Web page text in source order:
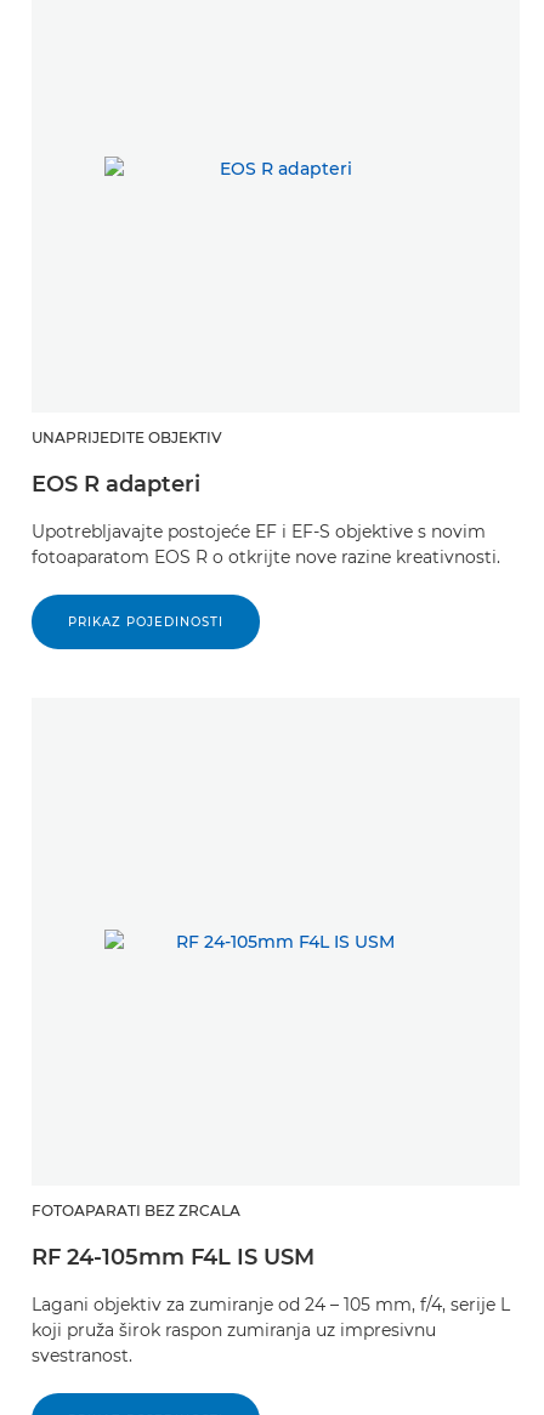
UNAPRIJEDITE OBJEKTIV
EOS R adapteri
Upotrebljavajte postojeće EF i EF-S objektive s novim
fotoaparatom EOS R o otkrijte nove razine kreativnosti.
PRIKAZ POJEDINOSTI
FOTOAPARATI BEZ ZRCALA
RF 24-105mm F4L IS USM
Lagani objektiv za zumiranje od 24 – 105 mm, f/4, serije L
koji pruža širok raspon zumiranja uz impresivnu
svestranost.